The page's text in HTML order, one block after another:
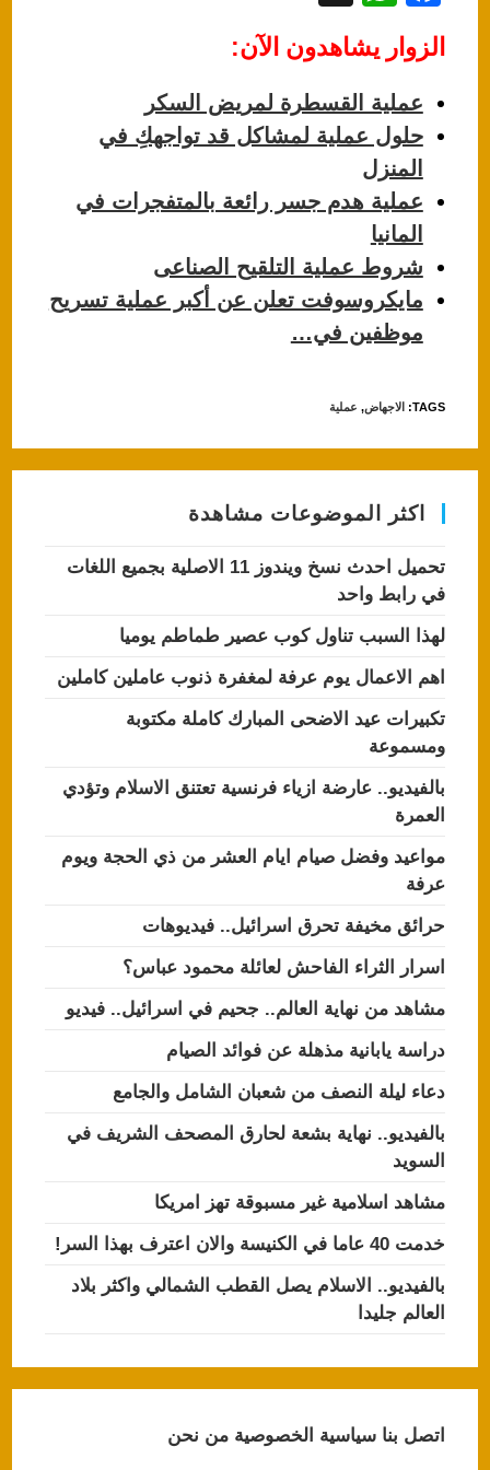
c
e
b
o
o
k
at
s
A
p
الزوار يشاهدون الآن:
عملية القسطرة لمريض السكر
حلول عملية لمشاكل قد تواجهكِ في
المنزل
عملية هدم جسر رائعة بالمتفجرات في
المانيا
شروط عملية التلقيح الصناعى
مايكروسوفت تعلن عن أكبر عملية تسريح
موظفين في…
TAGS
: الاجهاض, عملية
اكثر الموضوعات مشاهدة
تحميل احدث نسخ ويندوز 11 الاصلية بجميع اللغات
في رابط واحد
لهذا السبب تناول كوب عصير طماطم يوميا
اهم الاعمال يوم عرفة لمغفرة ذنوب عاملين كاملين
تكبيرات عيد الاضحى المبارك كاملة مكتوبة
ومسموعة
بالفيديو.. عارضة ازياء فرنسية تعتنق الاسلام وتؤدي
العمرة
مواعيد وفضل صيام ايام العشر من ذي الحجة ويوم
عرفة
حرائق مخيفة تحرق اسرائيل.. فيديوهات
اسرار الثراء الفاحش لعائلة محمود عباس؟
مشاهد من نهاية العالم.. جحيم في اسرائيل.. فيديو
دراسة يابانية مذهلة عن فوائد الصيام
دعاء ليلة النصف من شعبان الشامل والجامع
بالفيديو.. نهاية بشعة لحارق المصحف الشريف في
السويد
مشاهد اسلامية غير مسبوقة تهز امريكا
خدمت 40 عاما في الكنيسة والان اعترف بهذا السر!
بالفيديو.. الاسلام يصل القطب الشمالي واكثر بلاد
العالم جليدا
اتصل بناسياسية الخصوصيةمن نحن